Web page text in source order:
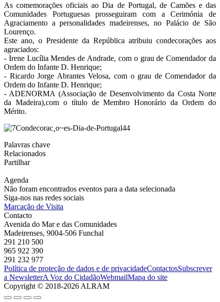
As comemorações oficiais ao Dia de Portugal, de Camões e das
Comunidades Portuguesas prosseguiram com a Cerimónia de
Agraciamento a personalidades madeirenses, no Palácio de São
Lourenço.
Este ano, o Presidente da República atribuiu condecorações aos
agraciados:
- Irene Lucília Mendes de Andrade, com o grau de Comendador da
Ordem do Infante D. Henrique;
- Ricardo Jorge Abrantes Velosa, com o grau de Comendador da
Ordem do Infante D. Henrique;
- ADENORMA (Associação de Desenvolvimento da Costa Norte
da Madeira),com o título de Membro Honorário da Ordem do
Mérito.
Palavras chave
Relacionados
Partilhar
Agenda
Não foram encontrados eventos para a data selecionada
Siga-nos nas redes sociais
Marcação de Visita
Contacto
Avenida do Mar e das Comunidades
Madeirenses, 9004-506 Funchal
291 210 500
965 922 390
291 232 977
Política de proteção de dados e de privacidadeContactosSubscrever
a NewsletterA Voz do CidadãoWebmailMapa do site
Copyright © 2018-2026 ALRAM